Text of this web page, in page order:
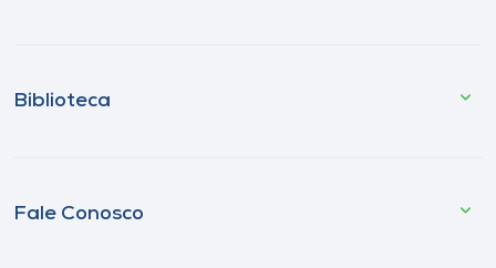
Biblioteca
Fale Conosco